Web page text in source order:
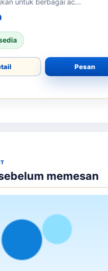
dengan Balon Tepuk
– Ciptakan Atmosfer Event
adalah alat promosi yang
Dengan Balon Tepuk
Atribut Supporter yang
untuk berbagai ac...